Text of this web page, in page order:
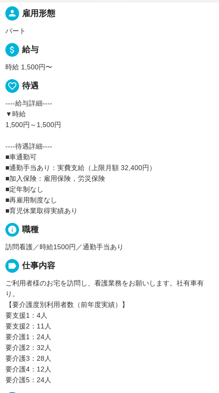
person 雇用形態
パート
attach_money 給与
時給 1,500円〜
favorite_border 待遇
----給与詳細----
▼時給
1,500円～1,500円
----待遇詳細----
■車通勤可
■通勤手当あり：実費支給（上限月額 32,400円）
■加入保険：雇用保険，労災保険
■定年制なし
■再雇用制度なし
■育児休業取得実績あり
info 職種
訪問看護／時給1500円／通勤手当あり
label 仕事内容
ご利用者様のお宅を訪問し、看護業務をお願いします。社有車有
り。
【要介護度別利用者数（前年度実績）】
要支援1：4人
要支援2：11人
要介護1：24人
要介護2：32人
要介護3：28人
要介護4：12人
要介護5：24人